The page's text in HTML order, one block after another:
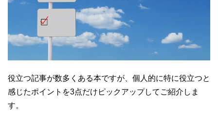
役立つ記事が数多くある本ですが、個人的に特に役立つと
感じたポイントを3点だけピックアップしてご紹介しま
す。